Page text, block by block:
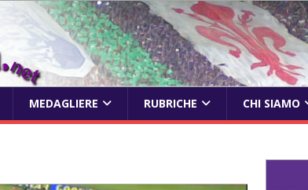
MEDAGLIERE RUBRICHE CHI SIAMO